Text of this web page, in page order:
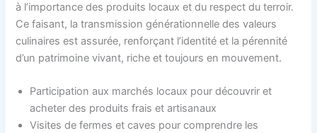
à l’importance des produits locaux et du respect du terroir.
Ce faisant, la transmission générationnelle des valeurs
culinaires est assurée, renforçant l’identité et la pérennité
d’un patrimoine vivant, riche et toujours en mouvement.
Participation aux marchés locaux pour découvrir et
acheter des produits frais et artisanaux
Visites de fermes et caves pour comprendre les